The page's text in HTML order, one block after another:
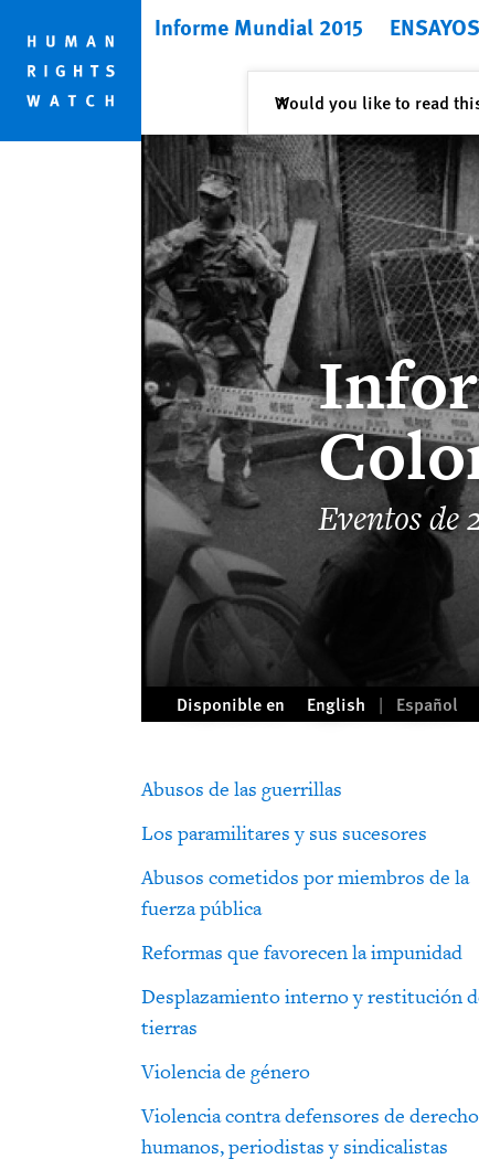
cookie
privacy
main
content
Informe Mundial 2015 ENSAYOS
Would you like to read
✕Cerrar
Eventos de
Disponible en English Español
Abusos de las guerrillas
Los paramilitares y sus sucesores
Abusos cometidos por miembros de la
fuerza pública
Reformas que favorecen la impunidad
Desplazamiento interno y restitución
tierras
Violencia de género
Violencia contra defensores de
humanos, periodistas y sindicalistas